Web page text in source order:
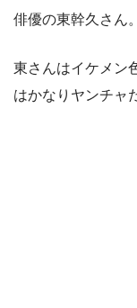
俳優の東幹久さん。
東さんはイケメン
はかなりヤンチャ